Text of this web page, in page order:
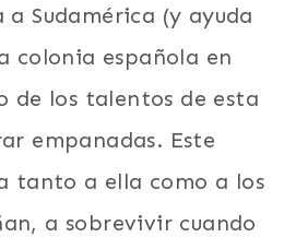
Sudamérica (y ayuda
colonia española en
de los talentos de esta
empanadas. Este
tanto a ella como a los
a sobrevivir cuando